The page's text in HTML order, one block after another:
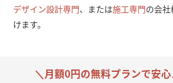
デザイン設計専門、または施工専門の会
けます。
＼月額0円の無料プランで安